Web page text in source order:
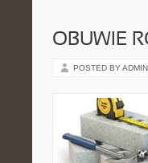
OBUWIE
POSTED BY ADMIN